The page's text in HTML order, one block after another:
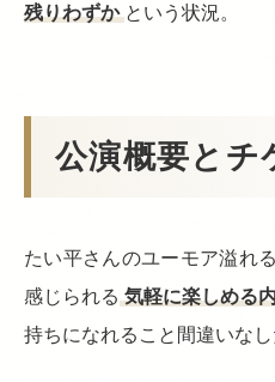
残りわずか という状況。
公演概要とチ
たい平さんのユーモア溢れ
感じられる 気軽に楽しめる
持ちになれること間違いなし